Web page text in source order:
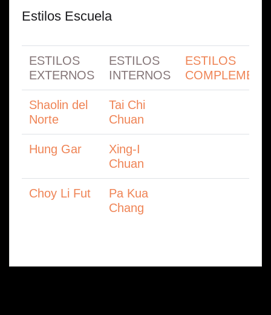
Estilos Escuela
ESTILOS
EXTERNOS
ESTILOS
INTERNOS
ESTILOS
Shaolin del
Norte
Tai Chi
Chuan
Hung Gar
Xing-I
Chuan
Choy Li Fut
Pa Kua
Chang